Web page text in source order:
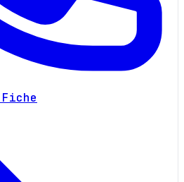
Fiche